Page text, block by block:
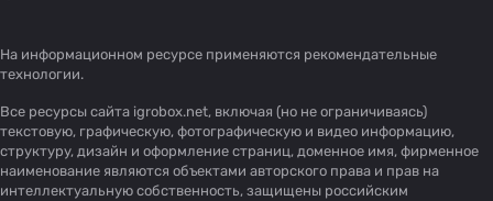
На информационном ресурсе применяются рекомендательные
технологии.
Все ресурсы сайта igrobox.net, включая (но не ограничиваясь)
текстовую, графическую, фотографическую и видео информацию,
структуру, дизайн и оформление страниц, доменное имя, фирменное
наименование являются объектами авторского права и прав на
интеллектуальную собственность, защищены российским